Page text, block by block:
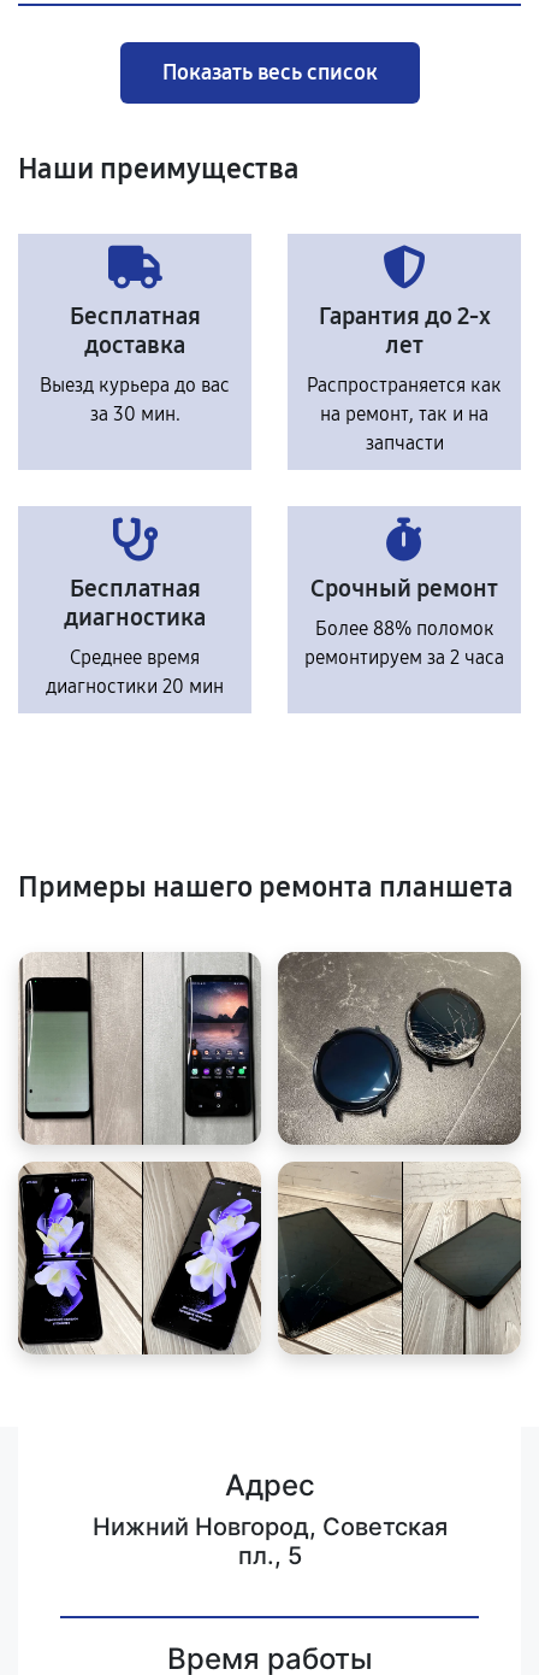
Показать весь список
Наши преимущества
Бесплатная
доставка
Выезд курьера до вас
за 30 мин.
Гарантия до 2-х
лет
Распространяется как
на ремонт, так и на
запчасти
Бесплатная
диагностика
Среднее время
диагностики 20 мин
Срочный ремонт
Более 88% поломок
ремонтируем за 2 часа
Примеры нашего ремонта планшета
Адрес
Нижний Новгород, Советская
пл., 5
Время работы